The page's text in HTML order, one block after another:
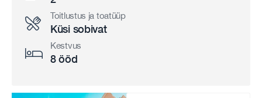
Toitlustus ja toatüüp
Küsi sobivat
Kestvus
8 ööd